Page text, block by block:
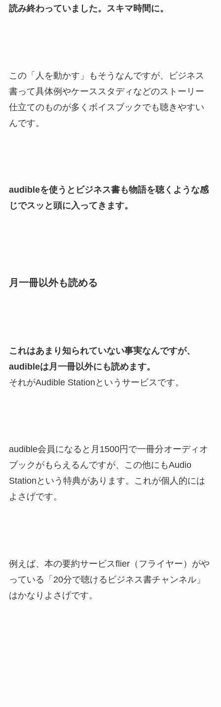
読み終わっていました。スキマ時間に。
この「人を動かす」もそうなんですが、ビジネス
書って具体例やケーススタディなどのストーリー
仕立てのものが多くボイスブックでも聴きやすい
んです。
audibleを使うとビジネス書も物語を聴くような感
じでスッと頭に入ってきます。
月一冊以外も読める
これはあまり知られていない事実なんですが、
audibleは月一冊以外にも読めます。
それがAudible Stationというサービスです。
audible会員になると月1500円で一冊分オーディオ
ブックがもらえるんですが、この他にもAudio
Stationという特典があります。これが個人的には
よさげです。
例えば、本の要約サービスflier（フライヤー）がや
っている「20分で聴けるビジネス書チャンネル」
はかなりよさげです。